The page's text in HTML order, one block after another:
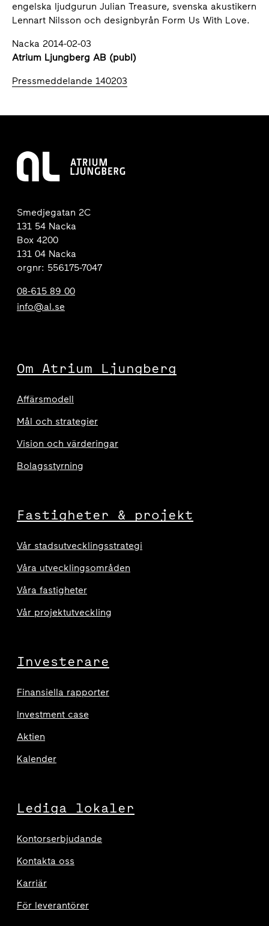
engelska ljudgurun Julian Treasure, svenska akustikern
Lennart Nilsson och designbyrån Form Us With Love.
Nacka 2014-02-03
Atrium Ljungberg AB (publ)
Pressmeddelande 140203
Smedjegatan 2C
131 54 Nacka
Box 4200
131 04 Nacka
orgnr: 556175-7047
08-615 89 00
info@al.se
Om Atrium Ljungberg
Affärsmodell
Mål och strategier
Vision och värderingar
Bolagsstyrning
Fastigheter & projekt
Vår stadsutvecklingsstrategi
Våra utvecklingsområden
Våra fastigheter
Vår projektutveckling
Investerare
Finansiella rapporter
Investment case
Aktien
Kalender
Lediga lokaler
Kontorserbjudande
Kontakta oss
Karriär
För leverantörer